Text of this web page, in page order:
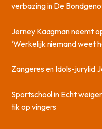
verbazing in De
Jerney Kaagman neemt
‘Werkelijk niemand weet
Zangeres en Idols-jurylid
Sportschool in Echt
tik op vingers